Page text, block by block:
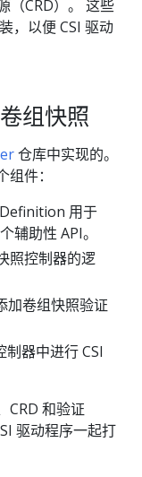
（CRD）。 这些
，以便 CSI 驱动
组快照
仓库中实现的。
件：
用于
助性 API。
照控制器的逻
加卷组快照验证
器中进行 CSI
CRD 和验证
驱动程序一起打